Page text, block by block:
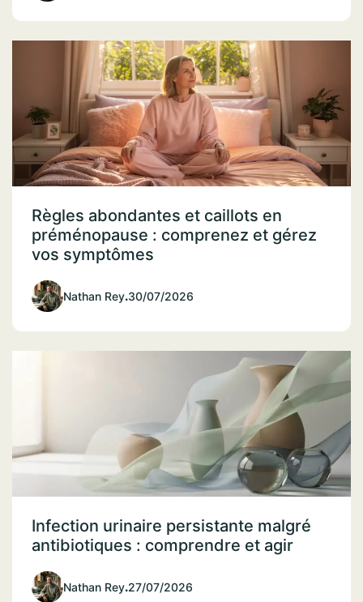
Règles abondantes et caillots en
préménopause : comprenez et gérez
vos symptômes
Nathan Rey.30/07/2026
Infection urinaire persistante malgré
antibiotiques : comprendre et agir
Nathan Rey.27/07/2026